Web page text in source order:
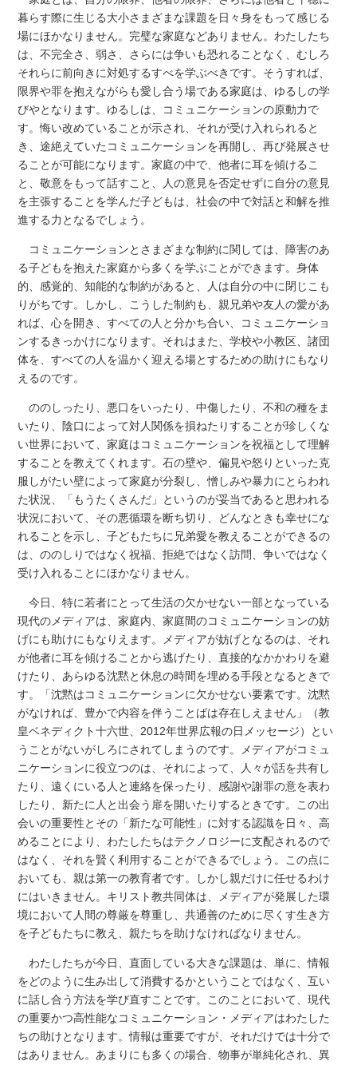
暮らす際に生じる大小さまざまな課題を日々身をもって感じる
場にほかなりません。完璧な家庭などありません。わたしたち
は、不完全さ、弱さ、さらには争いも恐れることなく、むしろ
それらに前向きに対処するすべを学ぶべきです。そうすれば、
限界や罪を抱えながらも愛し合う場である家庭は、ゆるしの学
びやとなります。ゆるしは、コミュニケーションの原動力で
す。悔い改めていることが示され、それが受け入れられると
き、途絶えていたコミュニケーションを再開し、再び発展させ
ることが可能になります。家庭の中で、他者に耳を傾けるこ
と、敬意をもって話すこと、人の意見を否定せずに自分の意見
を主張することを学んだ子どもは、社会の中で対話と和解を推
進する力となるでしょう。
コミュニケーションとさまざまな制約に関しては、障害のあ
る子どもを抱えた家庭から多くを学ぶことができます。身体
的、感覚的、知能的な制約があると、人は自分の中に閉じこも
りがちです。しかし、こうした制約も、親兄弟や友人の愛があ
れば、心を開き、すべての人と分かち合い、コミュニケーショ
ンするきっかけになります。それはまた、学校や小教区、諸団
体を、すべての人を温かく迎える場とするための助けにもなり
えるのです。
ののしったり、悪口をいったり、中傷したり、不和の種をま
いたり、陰口によって対人関係を損ねたりすることが珍しくな
い世界において、家庭はコミュニケーションを祝福として理解
することを教えてくれます。石の壁や、偏見や怒りといった克
服しがたい壁によって家庭が分裂し、憎しみや暴力にとらわれ
た状況、「もうたくさんだ」というのが妥当であると思われる
状況において、その悪循環を断ち切り、どんなときも幸せにな
れることを示し、子どもたちに兄弟愛を教えることができるの
は、ののしりではなく祝福、拒絶ではなく訪問、争いではなく
受け入れることにほかなりません。
今日、特に若者にとって生活の欠かせない一部となっている
現代のメディアは、家庭内、家庭間のコミュニケーションの妨
げにも助けにもなりえます。メディアが妨げとなるのは、それ
が他者に耳を傾けることから逃げたり、直接的なかかわりを避
けたり、あらゆる沈黙と休息の時間を埋める手段となるときで
す。「沈黙はコミュニケーションに欠かせない要素です。沈黙
がなければ、豊かで内容を伴うことばは存在しえません」（教
皇ベネディクト十六世、2012年世界広報の日メッセージ）とい
うことがないがしろにされてしまうのです。メディアがコミュ
ニケーションに役立つのは、それによって、人々が話を共有し
たり、遠くにいる人と連絡を保ったり、感謝や謝罪の意を表わ
したり、新たに人と出会う扉を開いたりするときです。この出
会いの重要性とその「新たな可能性」に対する認識を日々、高
めることにより、わたしたちはテクノロジーに支配されるので
はなく、それを賢く利用することができるでしょう。この点に
おいても、親は第一の教育者です。しかし親だけに任せるわけ
にはいきません。キリスト教共同体は、メディアが発展した環
境において人間の尊厳を尊重し、共通善のために尽くす生き方
を子どもたちに教え、親たちを助けなければなりません。
わたしたちが今日、直面している大きな課題は、単に、情報
をどのように生み出して消費するかということではなく、互い
に話し合う方法を学び直すことです。このことにおいて、現代
の重要かつ高性能なコミュニケーション・メディアはわたした
ちの助けとなります。情報は重要ですが、それだけでは十分で
はありません。あまりにも多くの場合、物事が単純化され、異